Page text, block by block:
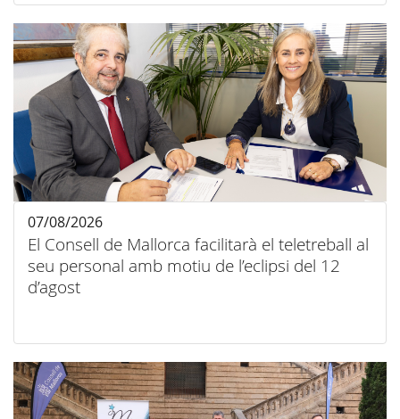
El Consell de Mallorca facilitarà el teletreball al
seu personal amb motiu de l’eclipsi del 12
d’agost
07/08/2026